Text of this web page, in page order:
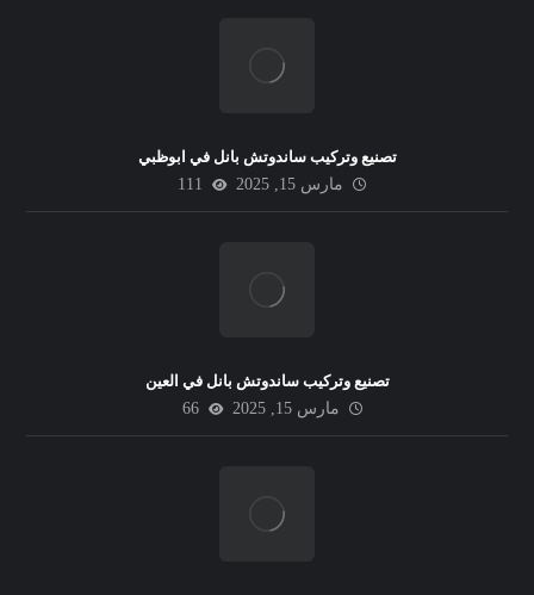
تصنيع وتركيب ساندوتش بانل في ابوظبي
مارس 15, 2025
111
تصنيع وتركيب ساندوتش بانل في العين
مارس 15, 2025
66